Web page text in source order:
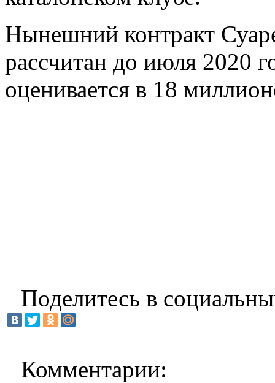
Нынешний контракт
рассчитан до июля 2020
оценивается в 18
Поделитесь в
Комментарии: